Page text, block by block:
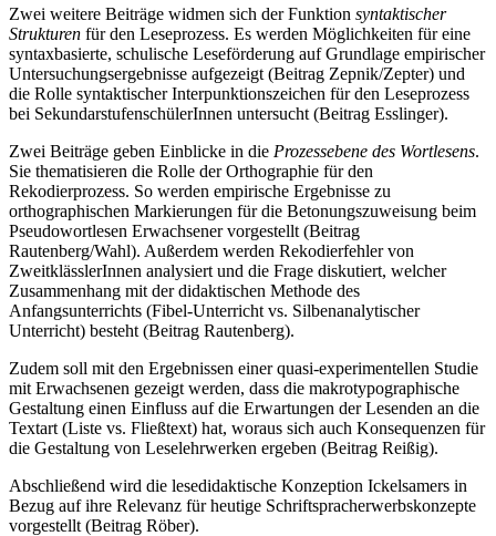
Zwei weitere Beiträge widmen sich der Funktion syntaktischer
Strukturen für den Leseprozess. Es werden Möglichkeiten für eine
syntaxbasierte, schulische Leseförderung auf Grundlage empirischer
Untersuchungsergebnisse aufgezeigt (Beitrag Zepnik/Zepter) und
die Rolle syntaktischer Interpunktionszeichen für den Leseprozess
bei SekundarstufenschülerInnen untersucht (Beitrag Esslinger).
Zwei Beiträge geben Einblicke in die Prozessebene des Wortlesens.
Sie thematisieren die Rolle der Orthographie für den
Rekodierprozess. So werden empirische Ergebnisse zu
orthographischen Markierungen für die Betonungszuweisung beim
Pseudowortlesen Erwachsener vorgestellt (Beitrag
Rautenberg/Wahl). Außerdem werden Rekodierfehler von
ZweitklässlerInnen analysiert und die Frage diskutiert, welcher
Zusammenhang mit der didaktischen Methode des
Anfangsunterrichts (Fibel-Unterricht vs. Silbenanalytischer
Unterricht) besteht (Beitrag Rautenberg).
Zudem soll mit den Ergebnissen einer quasi-experimentellen Studie
mit Erwachsenen gezeigt werden, dass die makrotypographische
Gestaltung einen Einfluss auf die Erwartungen der Lesenden an die
Textart (Liste vs. Fließtext) hat, woraus sich auch Konsequenzen für
die Gestaltung von Leselehrwerken ergeben (Beitrag Reißig).
Abschließend wird die lesedidaktische Konzeption Ickelsamers in
Bezug auf ihre Relevanz für heutige Schriftspracherwerbskonzepte
vorgestellt (Beitrag Röber).